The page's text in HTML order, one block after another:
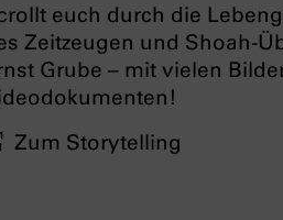
euch durch die
Zeitzeugen und Shoah-
Grube – mit vielen
Zum Storytelling